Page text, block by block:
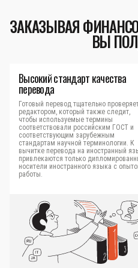
ЗАКАЗЫВАЯ
ВЫ
Высокий стандарт качества
перевода
Готовый перевод тщательно
редактором, который также следит,
чтобы используемые термины
соответствовали российским ГОСТ и
соответствующим зарубежным
стандартам научной терминологии. К
вычитке перевода на иностранный
привлекаются только
носители иностранного языка с
работы.